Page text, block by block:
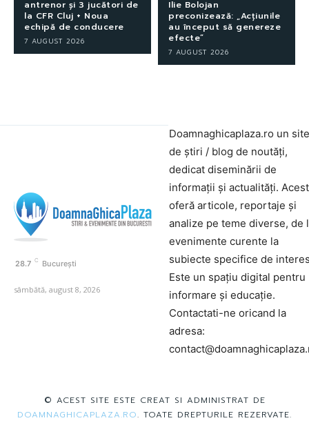
antrenor și 3 jucători de
la CFR Cluj + Noua
echipă de conducere
7 AUGUST 2026
Ilie Bolojan
preconizează: „Acțiunile
au început să genereze
efecte”
7 AUGUST 2026
28.7 C București
sâmbătă, august 8, 2026
Doamnaghicaplaza.ro un site
de știri / blog de noutăți,
dedicat diseminării de
informații și actualități.
oferă articole, reportaje și
analize pe teme diverse, de
evenimente curente la
subiecte specifice de
Este un spațiu digital pentru
informare și educație.
Contactati-ne oricand la
adresa:
© ACEST SITE ESTE CREAT SI ADMINISTRAT DE
DOAMNAGHICAPLAZA.RO. TOATE DREPTURILE REZERVATE.